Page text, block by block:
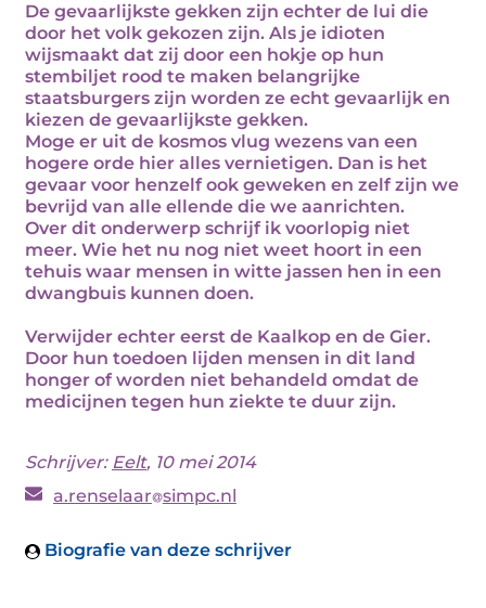
De gevaarlijkste gekken zijn echter de lui die
door het volk gekozen zijn. Als je idioten
wijsmaakt dat zij door een hokje op hun
stembiljet rood te maken belangrijke
staatsburgers zijn worden ze echt gevaarlijk en
kiezen de gevaarlijkste gekken.
Moge er uit de kosmos vlug wezens van een
hogere orde hier alles vernietigen. Dan is het
gevaar voor henzelf ook geweken en zelf zijn we
bevrijd van alle ellende die we aanrichten.
Over dit onderwerp schrijf ik voorlopig niet
meer. Wie het nu nog niet weet hoort in een
tehuis waar mensen in witte jassen hen in een
dwangbuis kunnen doen.
Verwijder echter eerst de Kaalkop en de Gier.
Door hun toedoen lijden mensen in dit land
honger of worden niet behandeld omdat de
medicijnen tegen hun ziekte te duur zijn.
Schrijver: Eelt, 10 mei 2014
a.renselaar simpc.nl
Biografie van deze schrijver